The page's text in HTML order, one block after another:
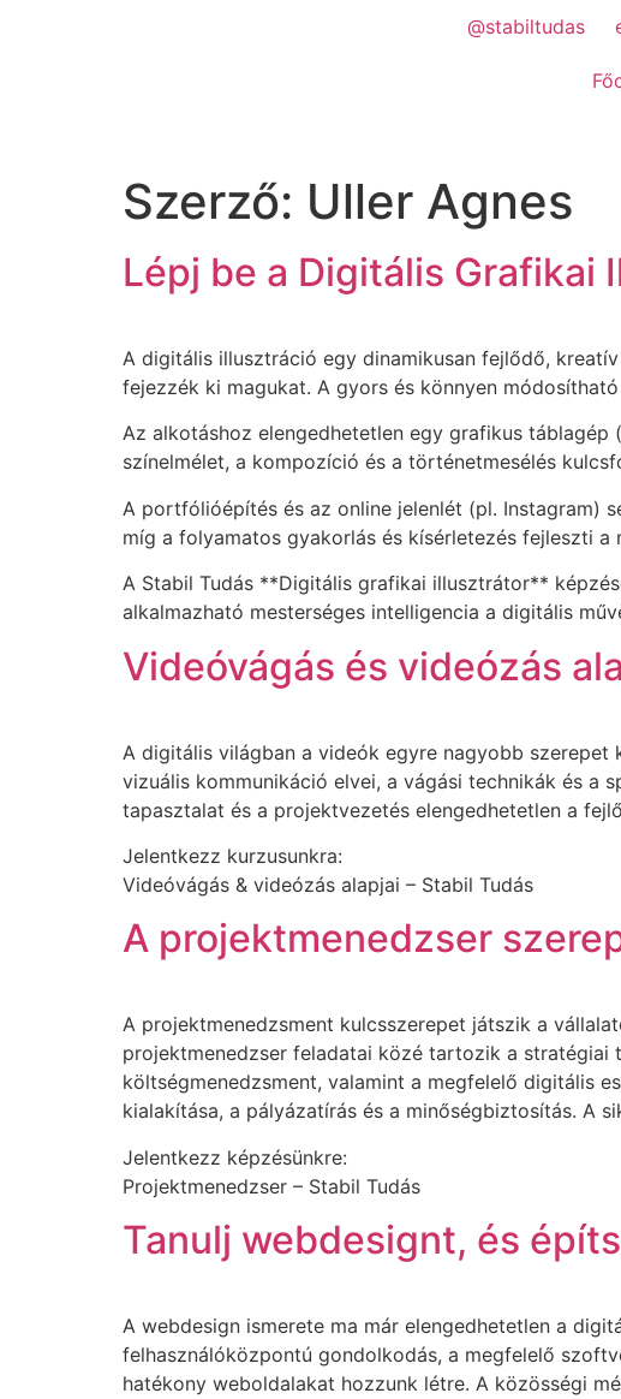
@stabiltudas
Szerző: Uller Agnes
Lépj be a Digitális Grafikai
A digitális illusztráció egy dinamikusan fejlődő,
fejezzék ki magukat. A gyors és könnyen
Az alkotáshoz elengedhetetlen egy grafikus
színelmélet, a kompozíció és a történetmesélés
A portfólióépítés és az online jelenlét (pl. Instagram)
míg a folyamatos gyakorlás és kísérletezés fejleszti a
A Stabil Tudás **Digitális grafikai illusztrátor**
alkalmazható mesterséges intelligencia a digitális
Videóvágás és videózás
A digitális világban a videók egyre nagyobb
vizuális kommunikáció elvei, a vágási technikák és a
tapasztalat és a projektvezetés elengedhetetlen a
Jelentkezz kurzusunkra:
Videóvágás & videózás alapjai – Stabil Tudás
A projektmenedzser
A projektmenedzsment kulcsszerepet játszik a
projektmenedzser feladatai közé tartozik a stratégiai
költségmenedzsment, valamint a megfelelő digitális
kialakítása, a pályázatírás és a minőségbiztosítás. A
Jelentkezz képzésünkre:
Projektmenedzser – Stabil Tudás
Tanulj webdesignt, és
A webdesign ismerete ma már elengedhetetlen a
felhasználóközpontú gondolkodás, a megfelelő
hatékony weboldalakat hozzunk létre. A közösségi